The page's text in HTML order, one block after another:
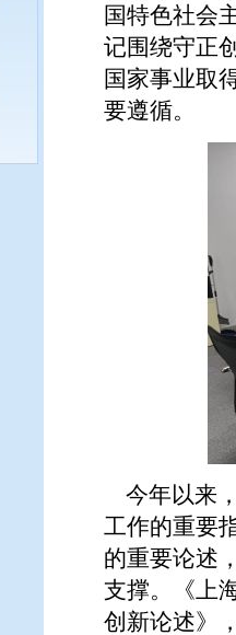
国特色社会
记围绕守正
国家事业取
要遵循。
今年以来
工作的重要
的重要论述
支撑。《上
创新论述》